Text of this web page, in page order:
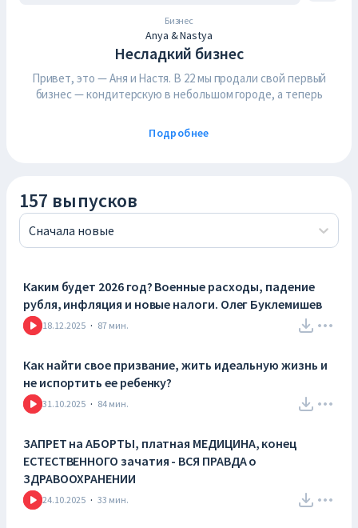
157 выпусков
Сначала новые
Каким будет 2026 год? Военные расходы, падение
рубля, инфляция и новые налоги. Олег Буклемишев
18.12.2025 · 87 мин.
Как найти свое призвание, жить идеальную жизнь и
не испортить ее ребенку?
31.10.2025 · 84 мин.
ЗАПРЕТ на АБОРТЫ, платная МЕДИЦИНА, конец
ЕСТЕСТВЕННОГО зачатия - ВСЯ ПРАВДА о
ЗДРАВООХРАНЕНИИ
24.10.2025 · 33 мин.
Бизнес
Anya & Nastya
Несладкий бизнес
Привет, это — Аня и Настя. В 22 мы продали свой первый
бизнес — кондитерскую в небольшом городе, а теперь
Наш проект — это исследование пути успеха с нуля. Мы
общаемся с людьми из сферы бизнеса, а также блогерами,
notsweetbusiness@gmail.com
Ищи нас здесь:
https://t.me/notsweetbusiness
Настя: https://www.instagram.com/beranastasii
Подробнее